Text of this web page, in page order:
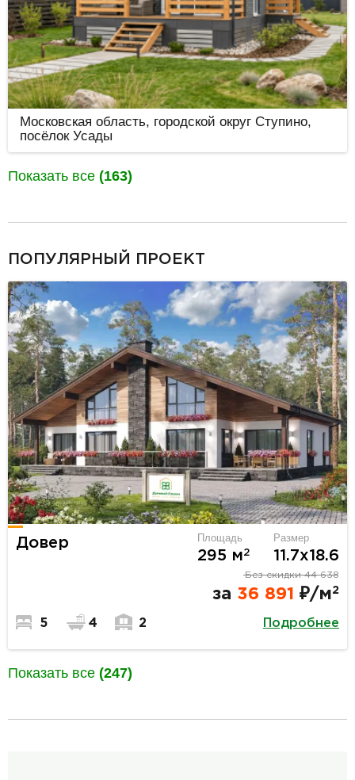
Московская область, городской округ Ступино,
посёлок Усады
Показать все (163)
ПОПУЛЯРНЫЙ ПРОЕКТ
Довер Площадь
295 м2
Размер
11.7х18.6
Без скидки44 638
за 36 891 ₽/м2
5 4 2 Подробнее
Показать все (247)